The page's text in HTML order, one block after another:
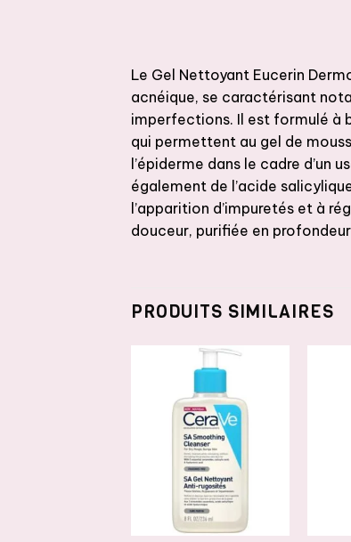
Le Gel Nettoyant Eucerin
acnéique, se caractérisant
imperfections. Il est formulé à
qui permettent au gel de
l’épiderme dans le cadre
également de l’acide
l’apparition d’impuretés et à
douceur, purifiée en
PRODUITS SIMILAIRES
AJOUTER
À LA
LISTE DE
SOUHAITS